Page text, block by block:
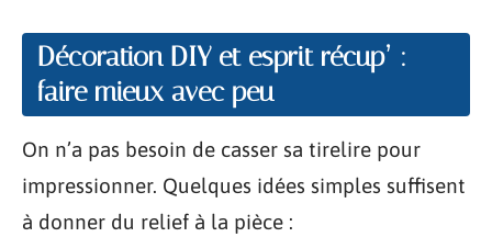
Décoration DIY et esprit récup’ :
faire mieux avec peu
On n’a pas besoin de casser sa tirelire pour
impressionner. Quelques idées simples suffisent
à donner du relief à la pièce :